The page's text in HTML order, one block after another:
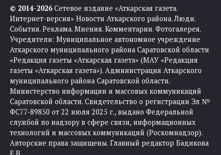
© 2014-2026Сетевое издание «Аткарская газета.
Интернет-версия» Новости Аткарского района. Люди.
События. Реклама. Мнения. Комментарии. Фотогалерея.
Учредители: Муниципальное автономное учреждение
Аткарского муниципального района Саратовской области
«Редакция газеты «Аткарская газета» (МАУ «Редакция
газеты «Аткарская газета»). Администрация Аткарского
муниципального района Саратовской области.
Министерство информации и массовых коммуникаций
Саратовской области. Свидетельство о регистрации Эл №
ФС77-89850 от 22 июля 2025 г., выдано Федеральной
службой по надзору в сфере связи, информационных
технологий и массовых коммуникаций (Роскомнадзор).
Авторские права защищены. Главный редактор Бадикова